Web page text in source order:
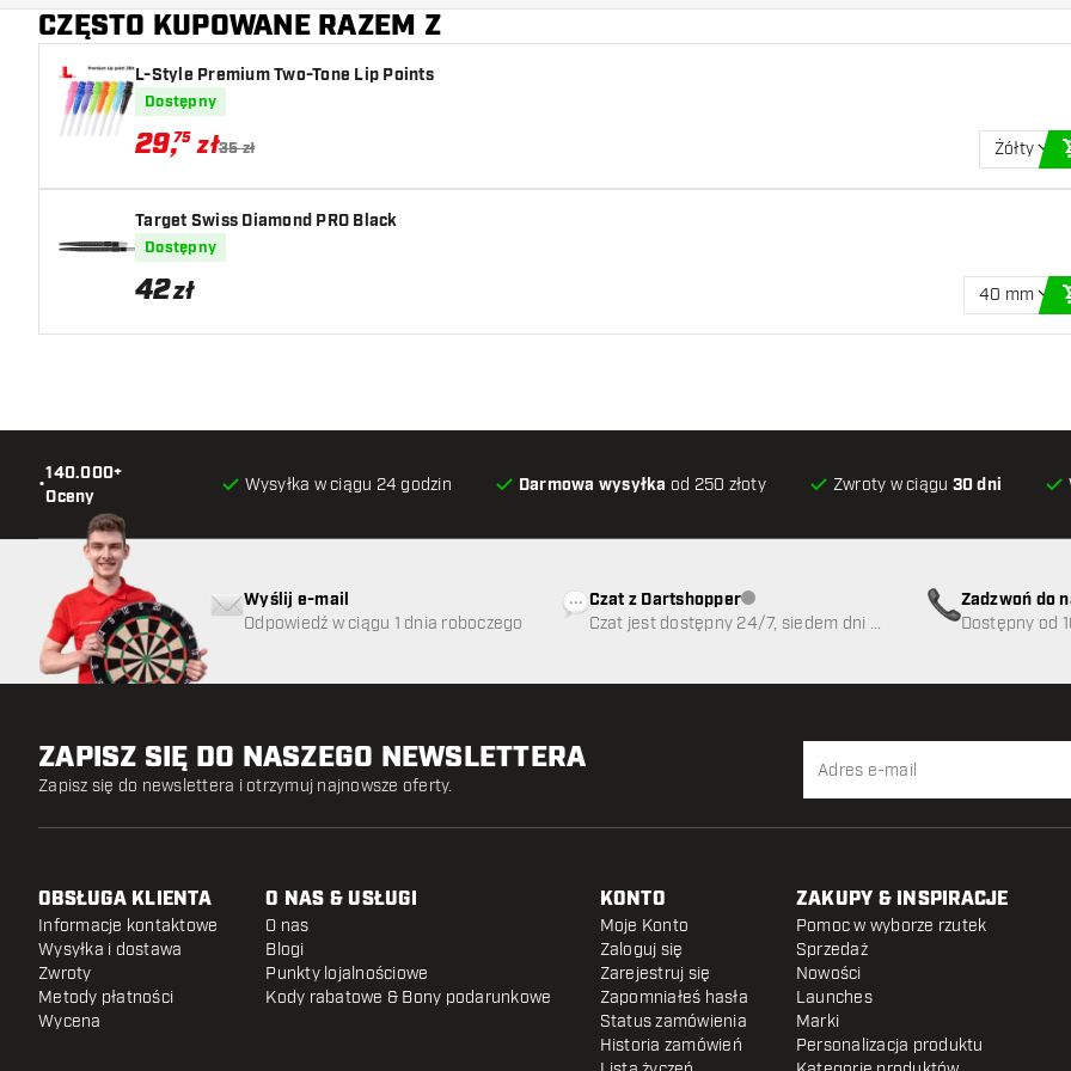
CZĘSTO KUPOWANE RAZEM Z
L-Style Premium Two-Tone Lip Points
Dostępny
29,75 zł35 zł Żółty
Target Swiss Diamond PRO Black
Dostępny
42zł 40 mm
•
140.000+
Oceny
Wysyłka w ciągu 24 godzin Darmowa wysyłka od 250 złoty Zwroty w ciągu 30 dni
Wyślij e-mail
Odpowiedź w ciągu 1 dnia roboczego
Czat z DartshopperObsługa klienta niedostępna
Czat jest dostępny 24/7, siedem dni w
Zadzwoń do
89
Dostępny od
ZAPISZ SIĘ DO NASZEGO NEWSLETTERA
Zapisz się do newslettera i otrzymuj najnowsze oferty.
OBSŁUGA KLIENTA
Informacje kontaktowe
Wysyłka i dostawa
Zwroty
Metody płatności
Wycena
O NAS & USŁUGI
O nas
Blogi
Punkty lojalnościowe
Kody rabatowe & Bony podarunkowe
KONTO
Moje Konto
Zaloguj się
Zarejestruj się
Zapomniałeś hasła
Status zamówienia
Historia zamówień
ZAKUPY & INSPIRACJE
Pomoc w wyborze rzutek
Sprzedaż
Nowości
Launches
Marki
Personalizacja produktu